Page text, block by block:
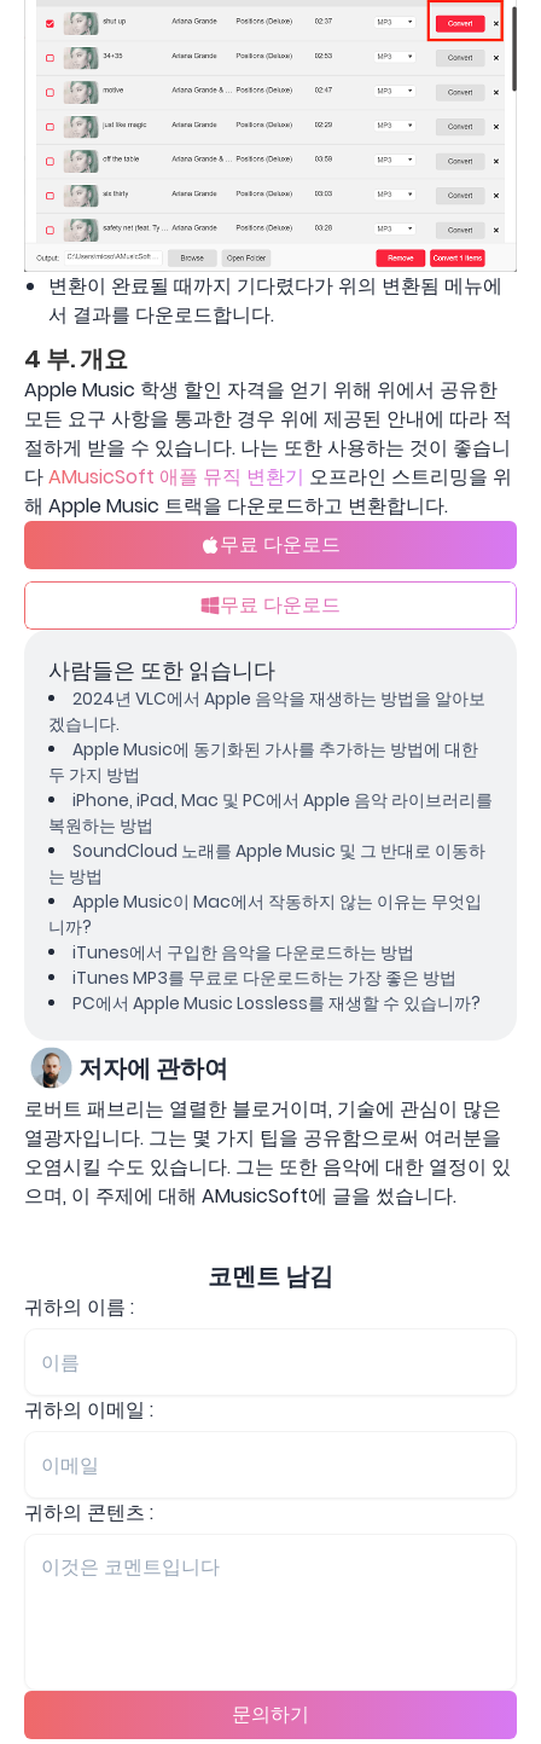
변환이 완료될 때까지 기다렸다가 위의 변환됨 메뉴에
서 결과를 다운로드합니다.
4 부. 개요
Apple Music 학생 할인 자격을 얻기 위해 위에서 공유한
모든 요구 사항을 통과한 경우 위에 제공된 안내에 따라 적
절하게 받을 수 있습니다. 나는 또한 사용하는 것이 좋습니
다AMusicSoft 애플 뮤직 변환기 오프라인 스트리밍을 위
해 Apple Music 트랙을 다운로드하고 변환합니다.
무료 다운로드
무료 다운로드
사람들은 또한 읽습니다
2024년 VLC에서 Apple 음악을 재생하는 방법을 알아보
겠습니다.
Apple Music에 동기화된 가사를 추가하는 방법에 대한
두 가지 방법
iPhone, iPad, Mac 및 PC에서 Apple 음악 라이브러리를
복원하는 방법
SoundCloud 노래를 Apple Music 및 그 반대로 이동하
는 방법
Apple Music이 Mac에서 작동하지 않는 이유는 무엇입
니까?
iTunes에서 구입한 음악을 다운로드하는 방법
iTunes MP3를 무료로 다운로드하는 가장 좋은 방법
PC에서 Apple Music Lossless를 재생할 수 있습니까?
저자에 관하여
로버트 패브리는 열렬한 블로거이며, 기술에 관심이 많은
열광자입니다. 그는 몇 가지 팁을 공유함으로써 여러분을
오염시킬 수도 있습니다. 그는 또한 음악에 대한 열정이 있
으며, 이 주제에 대해 AMusicSoft에 글을 썼습니다.
코멘트 남김
귀하의 이름 :
귀하의 이메일 :
귀하의 콘텐츠 :
문의하기